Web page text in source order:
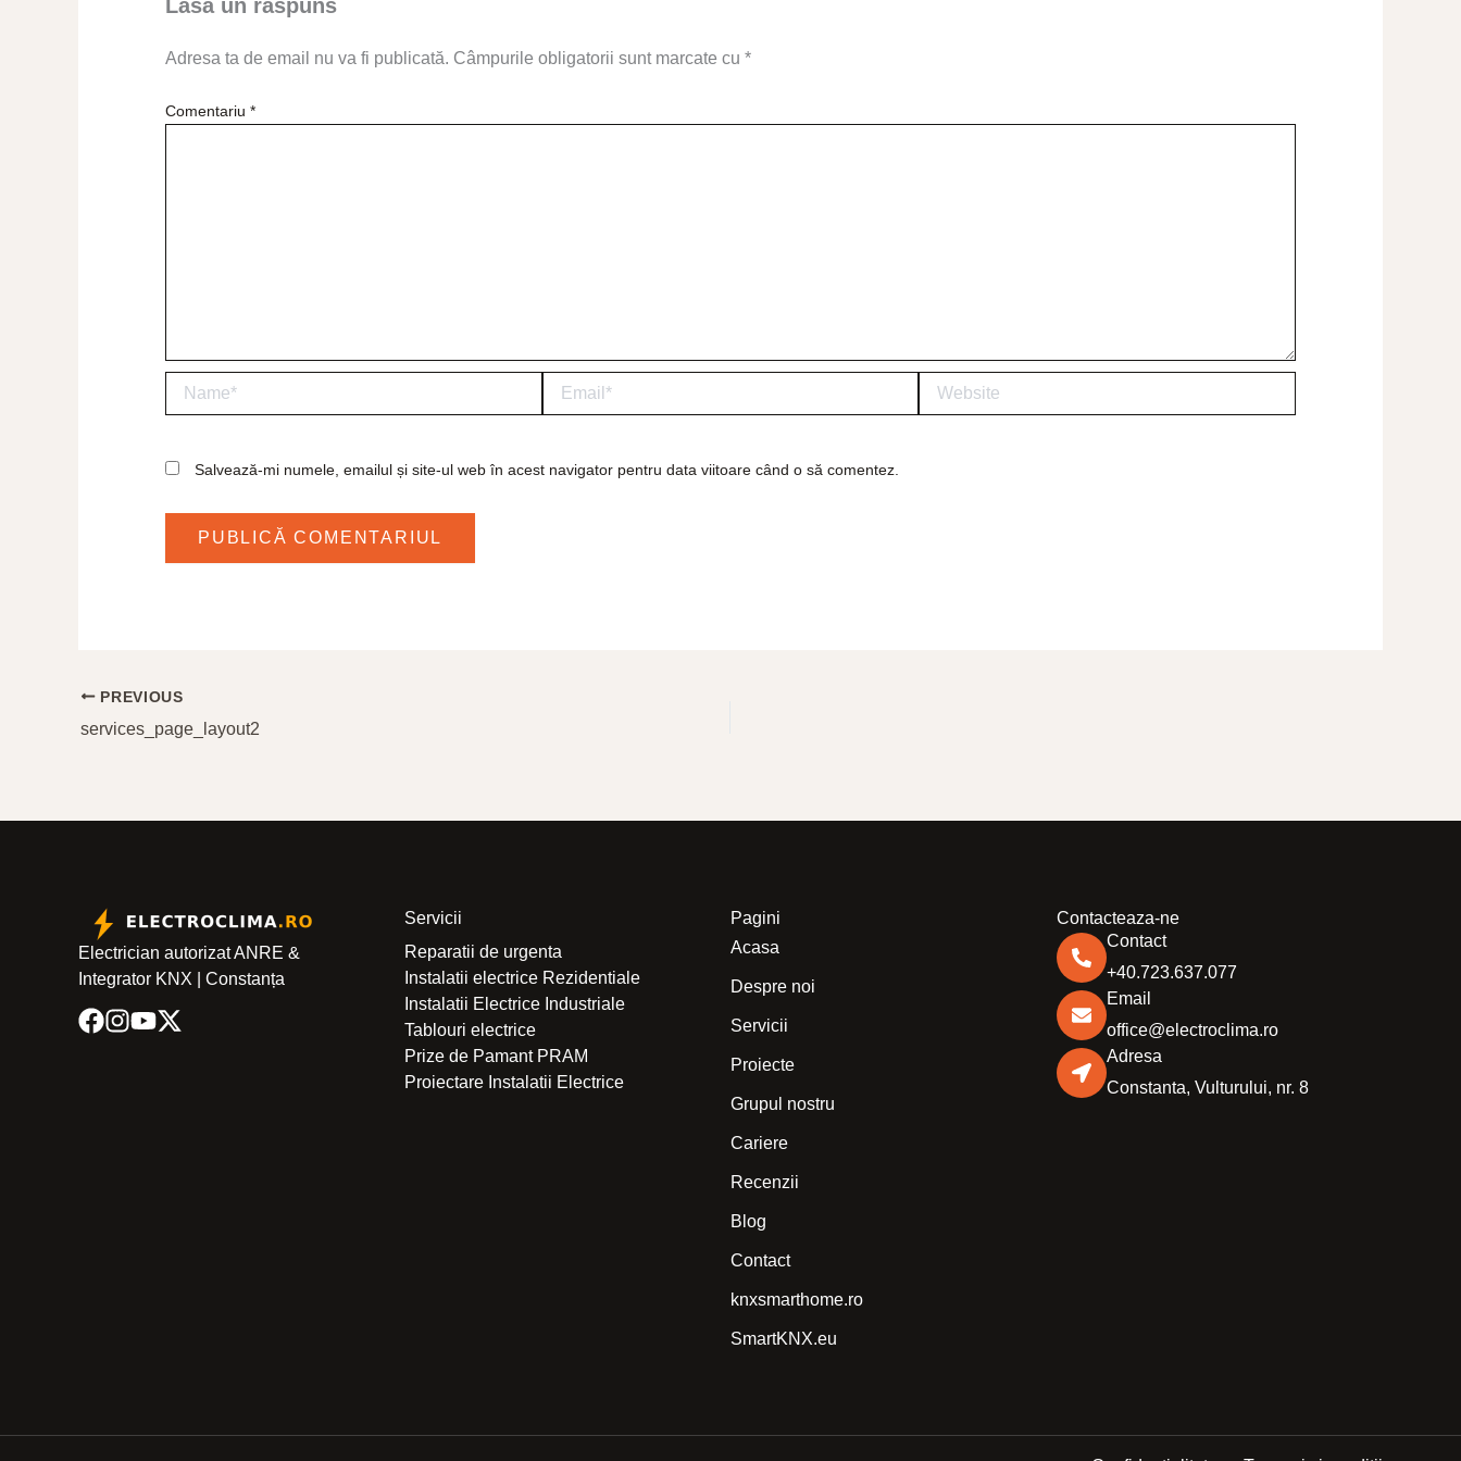
Lasă un răspuns
Adresa ta de email nu va fi publicată. Câmpurile obligatorii sunt marcate cu *
Comentariu *
Salvează-mi numele, emailul și site-ul web în acest navigator pentru data viitoare când o să comentez.
PREVIOUS
services_page_layout2
Electrician autorizat ANRE &
Integrator KNX | Constanța
Servicii
Reparatii de urgenta
Instalatii electrice Rezidentiale
Instalatii Electrice Industriale
Tablouri electrice
Prize de Pamant PRAM
Proiectare Instalatii Electrice
Pagini
Acasa
Despre noi
Servicii
Proiecte
Grupul nostru
Cariere
Recenzii
Blog
Contact
knxsmarthome.ro
SmartKNX.eu
Contacteaza-ne
Contact
+40.723.637.077
Email
office@electroclima.ro
Adresa
Constanta, Vulturului, nr. 8